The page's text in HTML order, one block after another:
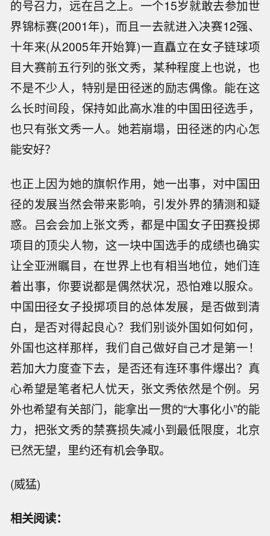
的号召力，远在吕之上。一个15岁就敢去参加世
界锦标赛(2001年)，而且一去就进入决赛12强、
十年来(从2005年开始算)一直矗立在女子链球项
目大赛前五行列的张文秀，某种程度上也说，也
不是不少人，特别是田径迷的励志偶像。能在这
么长时间段，保持如此高水准的中国田径选手，
也只有张文秀一人。她若崩塌，田径迷的内心怎
能安好？
也正上因为她的旗帜作用，她一出事，对中国田
径的发展当然会带来影响，引发外界的猜测和疑
惑。吕会会加上张文秀，都是中国女子田赛投掷
项目的顶尖人物，这一块中国选手的成绩也确实
让全亚洲瞩目，在世界上也有相当地位，她们连
着出事，你要说都是偶然状况，恐怕难以服众。
中国田径女子投掷项目的总体发展，是否做到清
白，是否对得起良心？我们别谈外国如何如何，
外国也这样那样，我们自己做好自己才是第一！
若加大力度查下去，是否还有连环事件爆出？真
心希望是笔者杞人忧天，张文秀依然是个例。另
外也希望有关部门，能拿出一贯的“大事化小”的能
力，把张文秀的禁赛损失减小到最低限度，北京
已然无望，里约还有机会争取。
(威猛)
相关阅读：